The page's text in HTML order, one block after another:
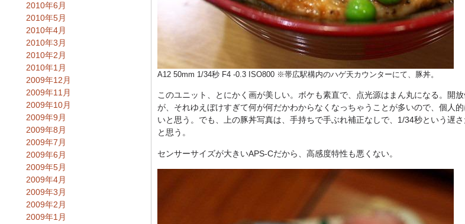
A12 50mm 1/34秒 F4 -0.3 ISO800 ※帯広駅構内のハゲ天カウンターにて、豚丼。
このユニット、とにかく画が美しい。ボケも素直で、点光源はまん丸になる。開
が、それゆえぼけすぎて何が何だかわからなくなっちゃうことが多いので、個人
いと思う。でも、上の豚丼写真は、手持ちで手ぶれ補正なしで、1/34秒という遅
と思う。
センサーサイズが大きいAPS-Cだから、高感度特性も悪くない。
2010年6月
2010年5月
2010年4月
2010年3月
2010年2月
2010年1月
2009年12月
2009年11月
2009年10月
2009年9月
2009年8月
2009年7月
2009年6月
2009年5月
2009年4月
2009年3月
2009年2月
2009年1月